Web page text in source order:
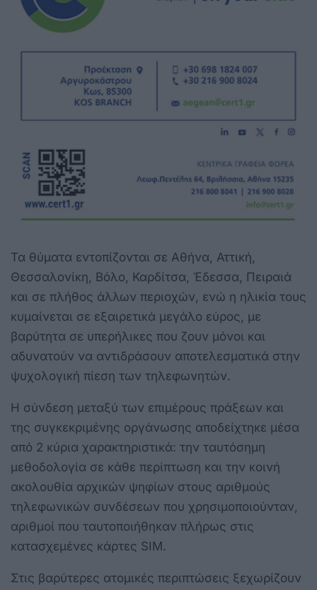
Τα θύματα εντοπίζονται σε Αθήνα, Αττική,
Θεσσαλονίκη, Βόλο, Καρδίτσα, Έδεσσα, Πειραιά
και σε πλήθος άλλων περιοχών, ενώ η ηλικία τους
κυμαίνεται σε εξαιρετικά μεγάλο εύρος, με
βαρύτητα σε υπερήλικες που ζουν μόνοι και
αδυνατούν να αντιδράσουν αποτελεσματικά στην
ψυχολογική πίεση των τηλεφωνητών.
Η σύνδεση μεταξύ των επιμέρους πράξεων και
της συγκεκριμένης οργάνωσης αποδείχτηκε μέσα
από 2 κύρια χαρακτηριστικά: την ταυτόσημη
μεθοδολογία σε κάθε περίπτωση και την κοινή
ακολουθία αρχικών ψηφίων στους αριθμούς
τηλεφωνικών συνδέσεων που χρησιμοποιούνταν,
αριθμοί που ταυτοποιήθηκαν πλήρως στις
κατασχεμένες κάρτες SIM.
Στις βαρύτερες ατομικές περιπτώσεις ξεχωρίζουν